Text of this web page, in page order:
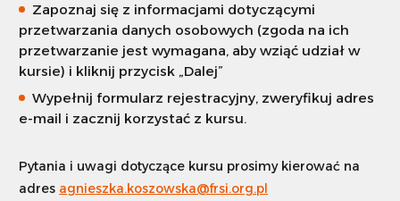
Zapoznaj się z informacjami dotyczącymi
przetwarzania danych osobowych (zgoda na ich
przetwarzanie jest wymagana, aby wziąć udział w
kursie) i kliknij przycisk „Dalej”
Wypełnij formularz rejestracyjny, zweryfikuj adres
e-mail i zacznij korzystać z kursu.
Pytania i uwagi dotyczące kursu prosimy kierować na
adres agnieszka.koszowska@frsi.org.pl